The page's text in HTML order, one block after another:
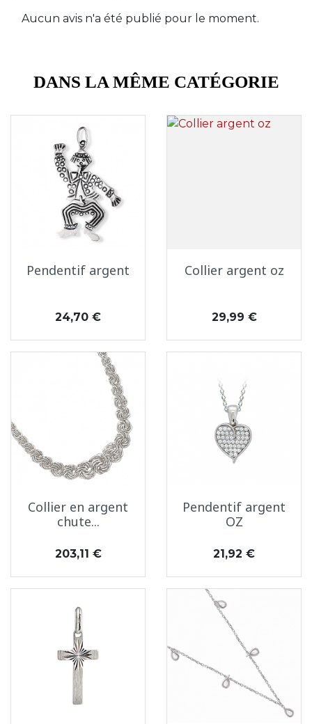
Aucun avis n'a été publié pour le moment.
DANS LA MÊME CATÉGORIE
Pendentif argent
Prix
24,70 €
Collier argent oz
Prix
29,99 €
Collier en argent
chute...
Prix
203,11 €
Pendentif argent
OZ
Prix
21,92 €